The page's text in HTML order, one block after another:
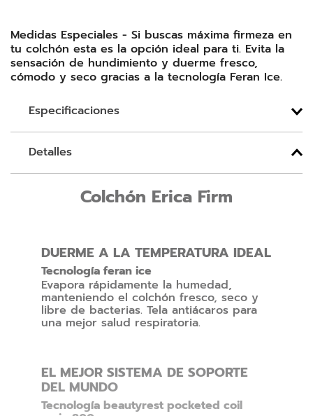
Medidas Especiales - Si buscas máxima firmeza en
tu colchón esta es la opción ideal para ti. Evita la
sensación de hundimiento y duerme fresco,
cómodo y seco gracias a la tecnología Feran Ice.
Especificaciones
Detalles
Colchón Erica Firm
DUERME A LA TEMPERATURA IDEAL
Tecnología feran ice
Evapora rápidamente la humedad,
manteniendo el colchón fresco, seco y
libre de bacterias. Tela antiácaros para
una mejor salud respiratoria.
EL MEJOR SISTEMA DE SOPORTE
DEL MUNDO
Tecnología beautyrest pocketed coil